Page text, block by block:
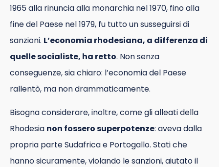
1965 alla rinuncia alla monarchia nel 1970, fino alla
fine del Paese nel 1979, fu tutto un susseguirsi di
sanzioni. L’economia rhodesiana, a differenza di
quelle socialiste, ha retto. Non senza
conseguenze, sia chiaro: l’economia del Paese
rallentò, ma non drammaticamente.
Bisogna considerare, inoltre, come gli alleati della
Rhodesia non fossero superpotenze: aveva dalla
propria parte Sudafrica e Portogallo. Stati che
hanno sicuramente, violando le sanzioni, aiutato il